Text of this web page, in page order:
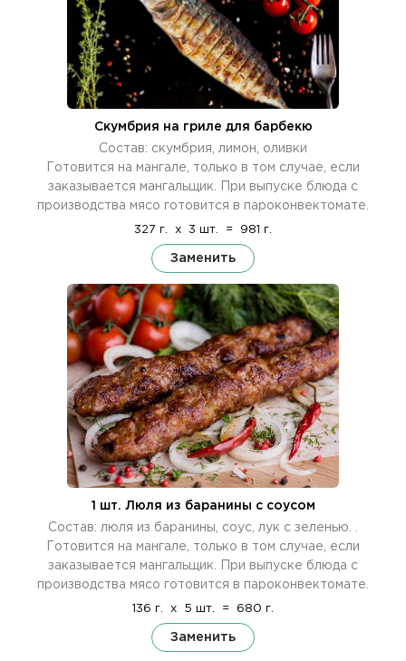
Скумбрия на гриле для барбекю
Состав: скумбрия, лимон, оливки
Готовится на мангале, только в том случае, если
заказывается мангальщик. При выпуске блюда с
производства мясо готовится в пароконвектомате.
327 г. x 3 шт. = 981 г.
Заменить
1 шт. Люля из баранины c cоусом
Состав: люля из баранины, соус, лук с зеленью. .
Готовится на мангале, только в том случае, если
заказывается мангальщик. При выпуске блюда с
производства мясо готовится в пароконвектомате.
136 г. x 5 шт. = 680 г.
Заменить